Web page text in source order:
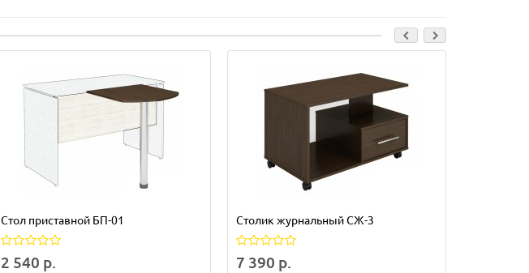
Стол приставной БП-01
2 540 р.
Столик журнальный СЖ-3
7 390 р.